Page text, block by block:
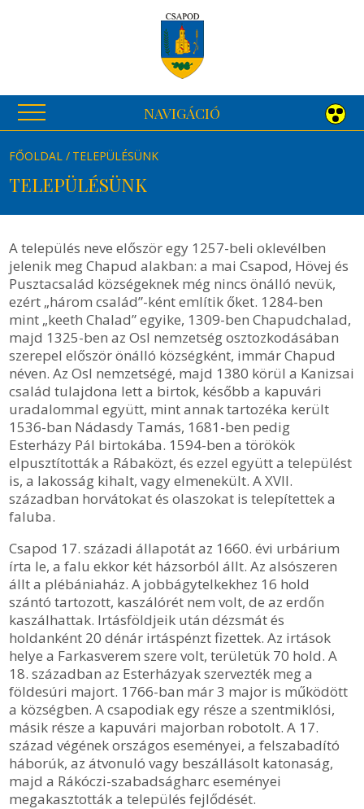
NAVIGÁCIÓ
FŐOLDAL TELEPÜLÉSÜNK
TELEPÜLÉSÜNK
A település neve először egy 1257-beli oklevélben
jelenik meg Chapud alakban: a mai Csapod, Hövej és
Pusztacsalád községeknek még nincs önálló nevük,
ezért „három család”-ként említik őket. 1284-ben
mint „keeth Chalad” egyike, 1309-ben Chapudchalad,
majd 1325-ben az Osl nemzetség osztozkodásában
szerepel először önálló községként, immár Chapud
néven. Az Osl nemzetségé, majd 1380 körül a Kanizsai
család tulajdona lett a birtok, később a kapuvári
uradalommal együtt, mint annak tartozéka került
1536-ban Nádasdy Tamás, 1681-ben pedig
Esterházy Pál birtokába. 1594-ben a törökök
elpusztították a Rábaközt, és ezzel együtt a települést
is, a lakosság kihalt, vagy elmenekült. A XVII.
században horvátokat és olaszokat is telepítettek a
faluba.
Csapod 17. századi állapotát az 1660. évi urbárium
írta le, a falu ekkor két házsorból állt. Az alsószeren
állt a plébániaház. A jobbágytelkekhez 16 hold
szántó tartozott, kaszálórét nem volt, de az erdőn
kaszálhattak. Irtásföldjeik után dézsmát és
holdanként 20 dénár irtáspénzt fizettek. Az irtások
helye a Farkasverem szere volt, területük 70 hold. A
18. században az Esterházyak szervezték meg a
földesúri majort. 1766-ban már 3 major is működött
a községben. A csapodiak egy része a szentmiklósi,
másik része a kapuvári majorban robotolt. A 17.
század végének országos eseményei, a felszabadító
háborúk, az átvonuló vagy beszállásolt katonaság,
majd a Rákóczi-szabadságharc eseményei
megakasztották a település fejlődését.